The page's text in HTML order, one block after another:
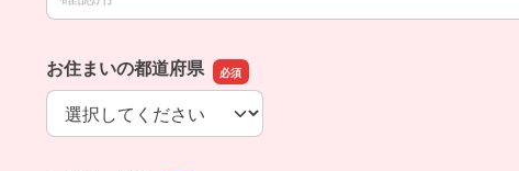
お住まいの都道府県
お住まいの都道府県